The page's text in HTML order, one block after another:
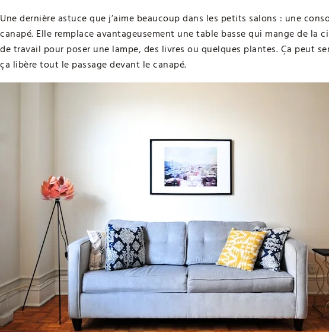
Une dernière astuce que j’aime beaucoup dans les petits salons : une
canapé. Elle remplace avantageusement une table basse qui mange de
de travail pour poser une lampe, des livres ou quelques plantes. Ça peut
ça libère tout le passage devant le canapé.